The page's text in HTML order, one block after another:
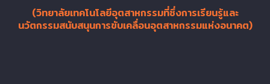
(วิทยาลัยเทคโนโลยีอุตสาหกรรมที่ซึ่งการเรียนรู้และ
นวัตกรรมสนับสนุนการขับเคลื่อนอุตสาหกรรมแห่งอนาคต)